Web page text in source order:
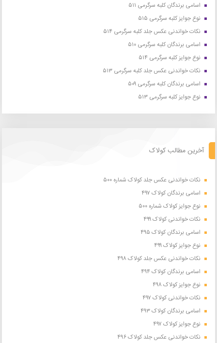
اسامی برندگان کلبه سرگرمی ۵۱۱
نوع جوایز کلبه سرگرمی ۵۱۵
نکات خواندنی عکس جلد کلبه سرگرمی ۵۱۴
اسامی برندگان کلبه سرگرمی ۵۱۰
نوع جوایز کلبه سرگرمی ۵۱۴
نکات خواندنی عکس جلد کلبه سرگرمی ۵۱۳
اسامی برندگان کلبه سرگرمی ۵۰۹
نوع جوایز کلبه سرگرمی ۵۱۳
آخرین مطالب کولاک
نکات خواندنی عکس جلد کولاک شماره ۵۰۰
اسامی برندگان کولاک ۴۹۷
نوع جوایز کولاک شماره ۵۰۰
نکات خواندنی کولاک ۴۹۹
اسامی برندگان کولاک ۴۹۵
نوع جوایز کولاک ۴۹۹
نکات خواندنی عکس جلد کولاک ۴۹۸
اسامی برندگان کولاک ۴۹۴
نوع جوایز کولاک ۴۹۸
نکات خواندنی کولاک ۴۹۷
اسامی برندگان کولاک ۴۹۳
نوع جوایز کولاک ۴۹۷
نکات خواندنی عکس جلد کولاک ۴۹۶